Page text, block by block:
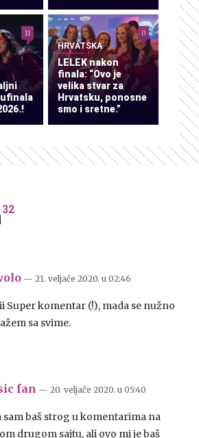
11
HRVATSKA
LELEK nakon
finala: “Ovo je
velika stvar za
Hrvatsku, ponosne
smo i sretne.”
0
32
— 21. veljače 2020. u 02:46
Super komentar (!), mada se nužno
sa svime.
fan — 20. veljače 2020. u 05:40
sam baš strog u komentarima na
drugom sajtu, ali ovo mi je baš